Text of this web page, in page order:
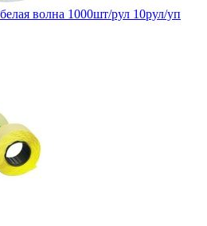
волна 1000шт/рул 10рул/уп